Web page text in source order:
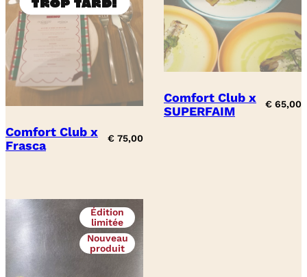
Comfort Club x
Frasca
€ 75,00
Comfort Club x
SUPERFAIM
€ 65,00
Édition
limitée
Nouveau
produit